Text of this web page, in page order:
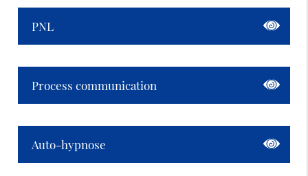
PNL
Process communication
Auto-hypnose